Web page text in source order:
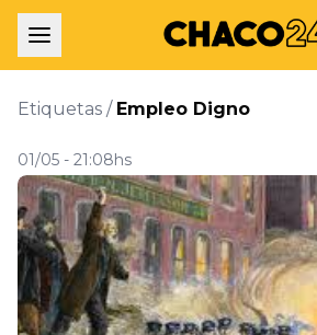
Etiquetas / Empleo Digno
01/05 - 21:08hs